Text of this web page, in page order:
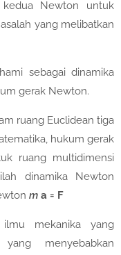
kedua Newton untuk
yang melibatkan
sebagai dinamika
gerak Newton.
ruang Euclidean tiga
hukum gerak
ruang multidimensi
dinamika Newton
m a = F
mekanika yang
menyebabkan